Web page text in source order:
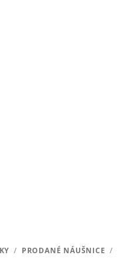
/ PRODANÉ NÁUŠNICE /